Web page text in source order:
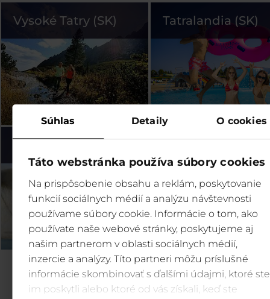
Súhlas Detaily O cookies
Táto webstránka používa súbory cookies
Na prispôsobenie obsahu a reklám, poskytovanie
funkcií sociálnych médií a analýzu návštevnosti
používame súbory cookie. Informácie o tom, ako
používate naše webové stránky, poskytujeme aj
našim partnerom v oblasti sociálnych médií,
inzercie a analýzy. Títo partneri môžu príslušné
informácie skombinovať s ďalšími údajmi, ktoré ste
im poskytli alebo ktoré od vás získali, keď ste
Vysoké Tatry (SK) Tatralandia (SK)